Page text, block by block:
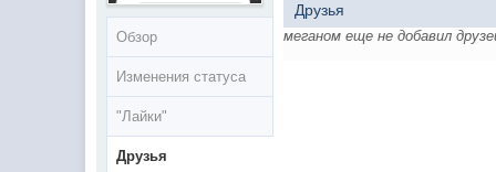
Обзор
Изменения статуса
"Лайки"
Друзья
Друзья
меганом еще не добавил